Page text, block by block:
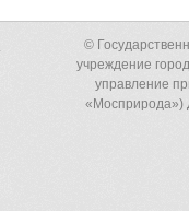
©
учреждение
управление
«Мосприрода»)